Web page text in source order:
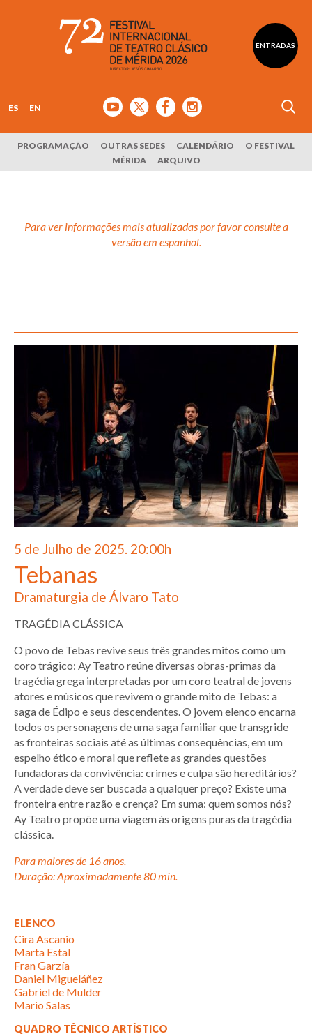
ENTRADAS
ES EN
PROGRAMAÇÃO OUTRAS SEDES CALENDÁRIO
O FESTIVAL
MÉRIDA
ARQUIVO
Para ver informações mais atualizadas por favor consulte a
versão em espanhol.
5 de Julho de 2025. 20:00h
Tebanas
Dramaturgia de Álvaro Tato
TRAGÉDIA CLÁSSICA
O povo de Tebas revive seus três grandes mitos como um
coro trágico: Ay Teatro reúne diversas obras-primas da
tragédia grega interpretadas por um coro teatral de jovens
atores e músicos que revivem o grande mito de Tebas: a
saga de Édipo e seus descendentes. O jovem elenco encarna
todos os personagens de uma saga familiar que transgride
as fronteiras sociais até as últimas consequências, em um
espelho ético e moral que reflete as grandes questões
fundadoras da convivência: crimes e culpa são hereditários?
A verdade deve ser buscada a qualquer preço? Existe uma
fronteira entre razão e crença? Em suma: quem somos nós?
Ay Teatro propõe uma viagem às origens puras da tragédia
clássica.
Para maiores de 16 anos.
Duração: Aproximadamente 80 min.
ELENCO
Cira Ascanio
Marta Estal
Fran Garzía
Daniel Migueláñez
Gabriel de Mulder
Mario Salas
QUADRO TÉCNICO ARTÍSTICO